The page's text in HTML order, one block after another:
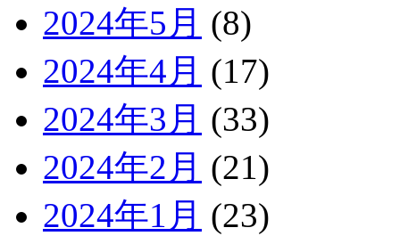
2024年5月 (8)
2024年4月 (17)
2024年3月 (33)
2024年2月 (21)
2024年1月 (23)